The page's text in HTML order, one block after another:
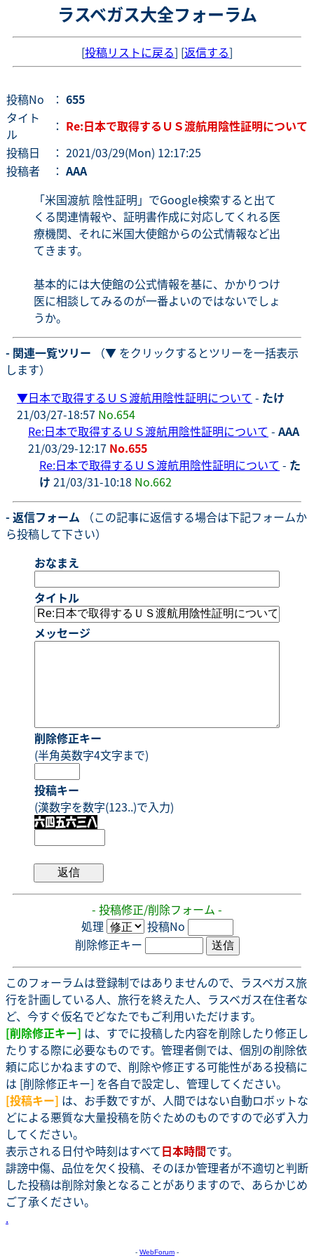
ラスベガス大全フォーラム
[投稿リストに戻る] [返信する]
投稿No ： 655
タイト
ル
： Re:日本で取得するＵＳ渡航用陰性証明について
投稿日
： 2021/03/29(Mon) 12:17:25
投稿者
： AAA
「米国渡航 陰性証明」でGoogle検索すると出て
くる関連情報や、証明書作成に対応してくれる医
療機関、それに米国大使館からの公式情報など出
てきます。
基本的には大使館の公式情報を基に、かかりつけ
医に相談してみるのが一番よいのではないでしょ
うか。
- 関連一覧ツリー （▼ をクリックするとツリーを一括表示
します）
▼日本で取得するＵＳ渡航用陰性証明について - たけ
21/03/27-18:57 No.654
Re:日本で取得するＵＳ渡航用陰性証明について - AAA
21/03/29-12:17 No.655
Re:日本で取得するＵＳ渡航用陰性証明について - た
け 21/03/31-10:18 No.662
- 返信フォーム （この記事に返信する場合は下記フォームか
ら投稿して下さい）
おなまえ
タイトル
メッセージ
削除修正キー
(半角英数字4文字まで)
投稿キー
(漢数字を数字(123..)で入力)
- 投稿修正/削除フォーム -
処理
投稿No
削除修正キー
このフォーラムは登録制ではありませんので、ラスベガス旅
行を計画している人、旅行を終えた人、ラスベガス在住者な
ど、今すぐ仮名でどなたでもご利用いただけます。
[削除修正キー] は、すでに投稿した内容を削除したり修正し
たりする際に必要なものです。管理者側では、個別の削除依
頼に応じかねますので、削除や修正する可能性がある投稿に
は [削除修正キー] を各自で設定し、管理してください。
[投稿キー] は、お手数ですが、人間ではない自動ロボットな
どによる悪質な大量投稿を防ぐためのものですので必ず入力
してください。
表示される日付や時刻はすべて日本時間です。
誹謗中傷、品位を欠く投稿、そのほか管理者が不適切と判断
した投稿は削除対象となることがありますので、あらかじめ
ご了承ください。
.
- WebForum -